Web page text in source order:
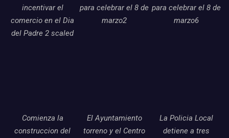
incentivar el
comercio en el Dia
del Padre 2 scaled
para celebrar el 8 de
marzo2
para celebrar el 8 de
marzo6
Comienza la
construccion del
El Ayuntamiento
torreno y el Centro
La Policia Local
detiene a tres